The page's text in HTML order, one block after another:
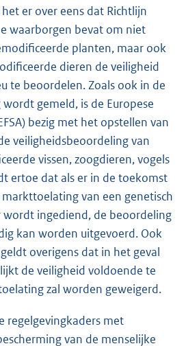
er over eens dat Richtlijn
waarborgen bevat om niet
planten, maar ook
dieren de veiligheid
te beoordelen. Zoals ook in de
wordt gemeld, is de Europese
bezig met het opstellen van
veiligheidsbeoordeling van
vissen, zoogdieren, vogels
ertoe dat als er in de toekomst
van een genetisch
ingediend, de beoordeling
kan worden uitgevoerd. Ook
overigens dat in het geval
de veiligheid voldoende te
zal worden geweigerd.
regelgevingkaders met
van de menselijke